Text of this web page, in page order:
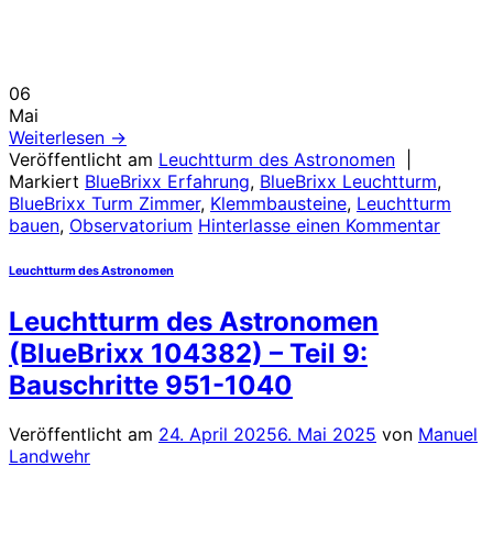
06
Mai
Weiterlesen →
Veröffentlicht am Leuchtturm des Astronomen
Markiert BlueBrixx Erfahrung, BlueBrixx Leuchtturm,
BlueBrixx Turm Zimmer, Klemmbausteine, Leuchtturm
bauen, Observatorium Hinterlasse einen Kommentar
Leuchtturm des Astronomen
Leuchtturm des Astronomen
(BlueBrixx 104382) – Teil 9:
Bauschritte 951-1040
Veröffentlicht am 24. April 20256. Mai 2025 von Manuel
Landwehr